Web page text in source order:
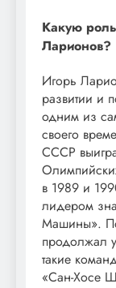
Какую
Ларионов?
Игорь
развитии и
одним из
своего
СССР
в 1989 и
лидером
Машины».
продолжал
такие
«Сан-Хосе